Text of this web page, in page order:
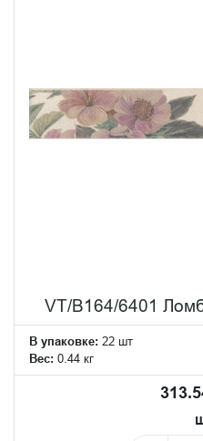
VT/B164/6401
В упаковке: 22 шт
Вес: 0.44 кг